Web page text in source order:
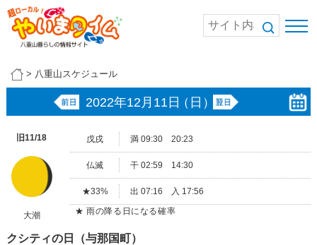
> 八重山スケジュール
2022年12月11日（日）
旧11/18
大潮
戊戌 満 09:30 20:23
仏滅 干 02:59 14:30
★33%
出 07:16 入 17:56
★ 雨の降る日になる確率
クシティの日（与那国町）